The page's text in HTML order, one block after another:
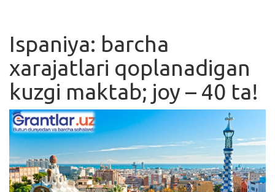
Ishlar
Kurslar
Blog
Yana
Qidirish
Ispaniya: barcha
xarajatlari qoplanadigan
kuzgi maktab; joy – 40 ta!